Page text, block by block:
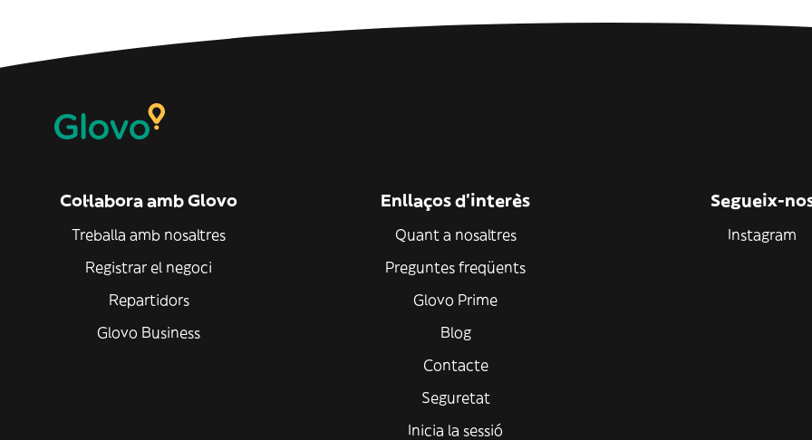
Col·labora amb Glovo
Treballa amb nosaltres
Registrar el negoci
Repartidors
Glovo Business
Enllaços d'interès
Quant a nosaltres
Preguntes freqüents
Glovo Prime
Blog
Contacte
Seguretat
Inicia la sessió
Segueix-
Instagram